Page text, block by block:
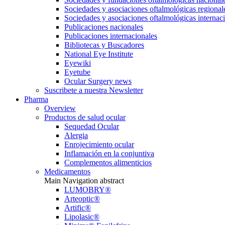
Sociedades y asociaciones oftalmológicas
Sociedades y asociaciones oftalmológicas
Publicaciones nacionales
Publicaciones internacionales
Bibliotecas y Buscadores
National Eye Institute
Eyewiki
Eyetube
Ocular Surgery news
Suscribete a nuestra Newsletter
Pharma
Overview
Productos de salud ocular
Sequedad Ocular
Alergia
Enrojecimiento ocular
Inflamación en la conjuntiva
Complementos alimenticios
Medicamentos
Main Navigation abstract
LUMOBRY®
Arteoptic®
Artific®
Lipolasic®